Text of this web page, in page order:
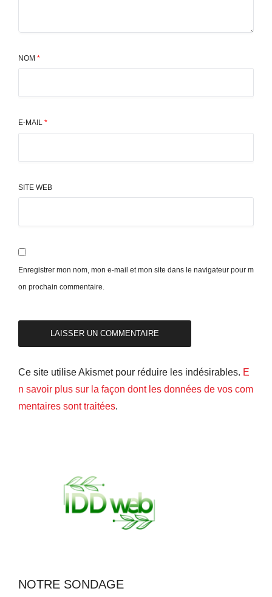
NOM *
E-MAIL *
SITE WEB
Enregistrer mon nom, mon e-mail et mon site dans le navigateur pour m
on prochain commentaire.
Ce site utilise Akismet pour réduire les indésirables. E
n savoir plus sur la façon dont les données de vos com
mentaires sont traitées.
NOTRE SONDAGE